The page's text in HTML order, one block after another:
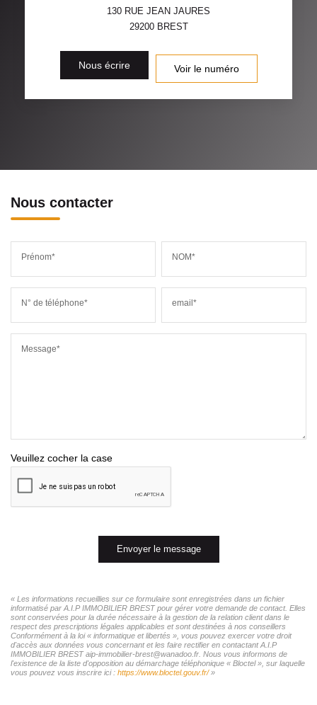
130 RUE JEAN JAURES
29200 BREST
Nous écrire Voir le numéro
Nous contacter
Prénom* NOM*
N° de téléphone* email*
Message*
Veuillez cocher la case
Envoyer le message
« Les informations recueillies sur ce formulaire sont enregistrées dans un fichier
informatisé par A.I.P IMMOBILIER BREST pour gérer votre demande de contact. Elles
sont conservées pour la durée nécessaire à la gestion de la relation client dans le
respect des prescriptions légales applicables et sont destinées à nos conseillers
Conformément à la loi « informatique et libertés », vous pouvez exercer votre droit
d'accès aux données vous concernant et les faire rectifier en contactant A.I.P
IMMOBILIER BREST aip-immobilier-brest@wanadoo.fr. Nous vous informons de
l'existence de la liste d'opposition au démarchage téléphonique « Bloctel », sur laquelle
vous pouvez vous inscrire ici : https://www.bloctel.gouv.fr/»